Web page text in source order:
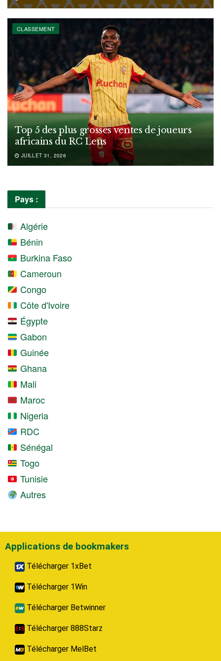
CLASSEMENT
Top 5 des plus grosses ventes de joueurs
africains du RC Lens
JUILLET 31, 2026
Pays :
Algérie
Bénin
Burkina Faso
Cameroun
Congo
Côte d'Ivoire
Égypte
Gabon
Guinée
Ghana
Mali
Maroc
Nigeria
RDC
Sénégal
Togo
Tunisie
Autres
Applications de bookmakers
Télécharger 1xBet
Télécharger 1Win
Télécharger Betwinner
Télécharger 888Starz
Télécharger MelBet